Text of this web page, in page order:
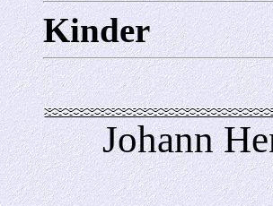
Kinder
Johann